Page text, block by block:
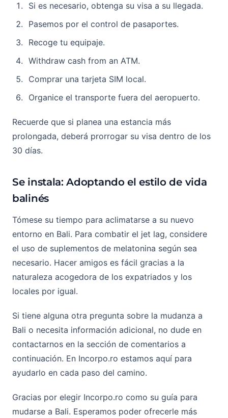
Si es necesario, obtenga su visa a su llegada.
Pasemos por el control de pasaportes.
Recoge tu equipaje.
Withdraw cash from an ATM.
Comprar una tarjeta SIM local.
Organice el transporte fuera del aeropuerto.
Recuerde que si planea una estancia más
prolongada, deberá prorrogar su visa dentro de los
30 días.
Se instala: Adoptando el estilo de vida
balinés
Tómese su tiempo para aclimatarse a su nuevo
entorno en Bali. Para combatir el jet lag, considere
el uso de suplementos de melatonina según sea
necesario. Hacer amigos es fácil gracias a la
naturaleza acogedora de los expatriados y los
locales por igual.
Si tiene alguna otra pregunta sobre la mudanza a
Bali o necesita información adicional, no dude en
contactarnos en la sección de comentarios a
continuación. En Incorpo.ro estamos aquí para
ayudarlo en cada paso del camino.
Gracias por elegir Incorpo.ro como su guía para
mudarse a Bali. Esperamos poder ofrecerle más